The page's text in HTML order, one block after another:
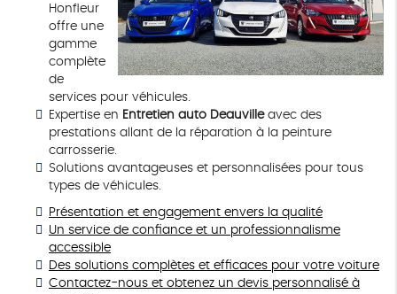
Honfleur
offre une
gamme
complète
de
services pour véhicules.
Expertise en Entretien auto Deauvilleavec des
prestations allant de la réparation à la peinture
carrosserie.
Solutions avantageuses et personnalisées pour tous
types de véhicules.
Présentation et engagement envers la qualité
Un service de confiance et un professionnalisme
accessible
Des solutions complètes et efficaces pour votre voiture
Contactez-nous et obtenez un devis personnalisé à